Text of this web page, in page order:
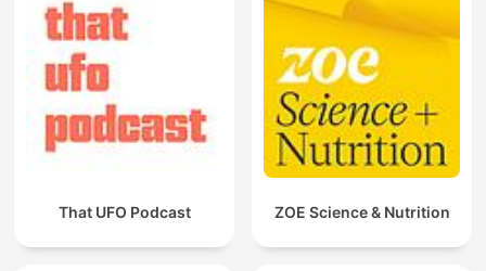
That UFO Podcast ZOE Science & Nutrition